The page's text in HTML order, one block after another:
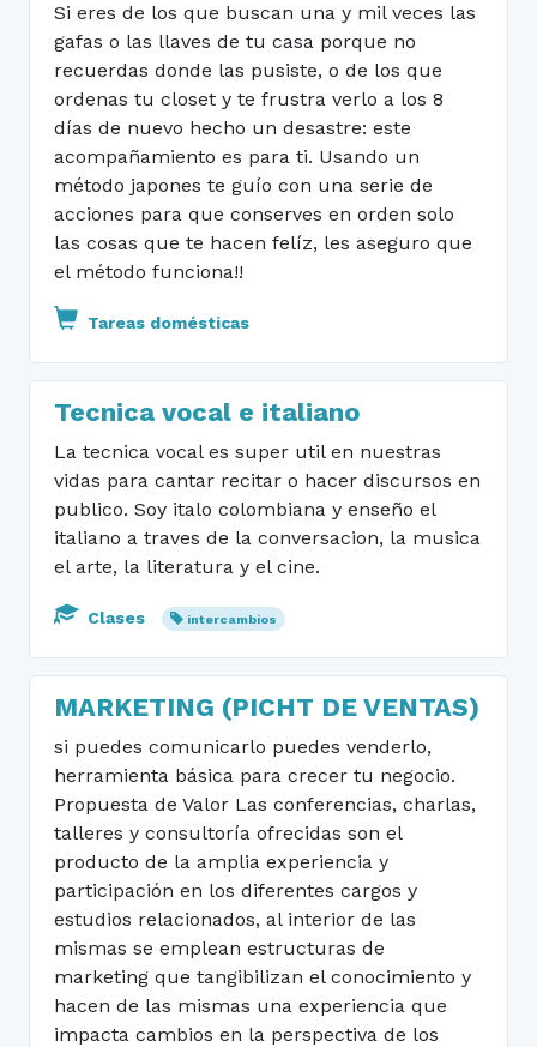
Si eres de los que buscan una y mil veces las
gafas o las llaves de tu casa porque no
recuerdas donde las pusiste, o de los que
ordenas tu closet y te frustra verlo a los 8
días de nuevo hecho un desastre: este
acompañamiento es para ti. Usando un
método japones te guío con una serie de
acciones para que conserves en orden solo
las cosas que te hacen felíz, les aseguro que
el método funciona!!
Tareas domésticas
Tecnica vocal e italiano
La tecnica vocal es super util en nuestras
vidas para cantar recitar o hacer discursos en
publico. Soy italo colombiana y enseño el
italiano a traves de la conversacion, la musica
el arte, la literatura y el cine.
Clases intercambios
MARKETING (PICHT DE VENTAS)
si puedes comunicarlo puedes venderlo,
herramienta básica para crecer tu negocio.
Propuesta de Valor Las conferencias, charlas,
talleres y consultoría ofrecidas son el
producto de la amplia experiencia y
participación en los diferentes cargos y
estudios relacionados, al interior de las
mismas se emplean estructuras de
marketing que tangibilizan el conocimiento y
hacen de las mismas una experiencia que
impacta cambios en la perspectiva de los